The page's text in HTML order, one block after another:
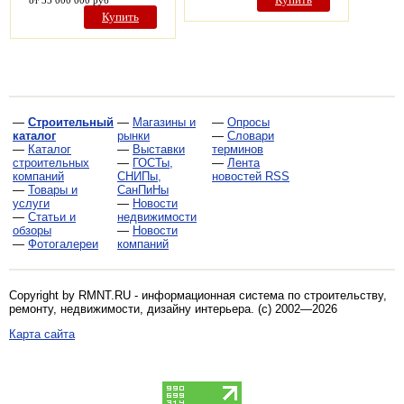
Купить
— Строительный
каталог
— Каталог
строительных
компаний
— Товары и
услуги
— Статьи и
обзоры
— Фотогалереи
— Магазины и
рынки
— Выставки
— ГОСТы,
СНИПы,
СанПиНы
— Новости
недвижимости
— Новости
компаний
— Опросы
— Словари
терминов
— Лента
новостей RSS
Copyright by RMNT.RU - информационная система по строительству,
ремонту, недвижимости, дизайну интерьера. (c) 2002—2026
Карта сайта